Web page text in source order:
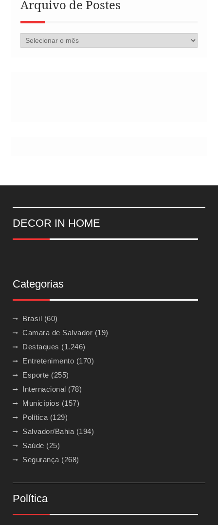
Arquivo de Postes
Arquivo
de
DECOR IN HOME
Categorias
Brasil (60)
Camara de Salvador (19)
Destaques (1.246)
Entretenimento (170)
Esporte (255)
Internacional (78)
Municípios (157)
Política(129)
Salvador/Bahia(194)
Saúde (25)
Segurança(268)
Política